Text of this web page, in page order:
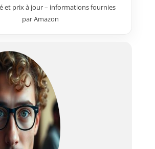
pour une authentique
home cinema.
correction keystone
évitement d'obstacles et
écran. Ses capteurs
sensibilité optimisent
en temps réel. Obtenez
une image
alignée et d'une
cristalline, sans réglage
Au-delà de 2,5 m,
et prix à jour – informations fournies
par Amazon